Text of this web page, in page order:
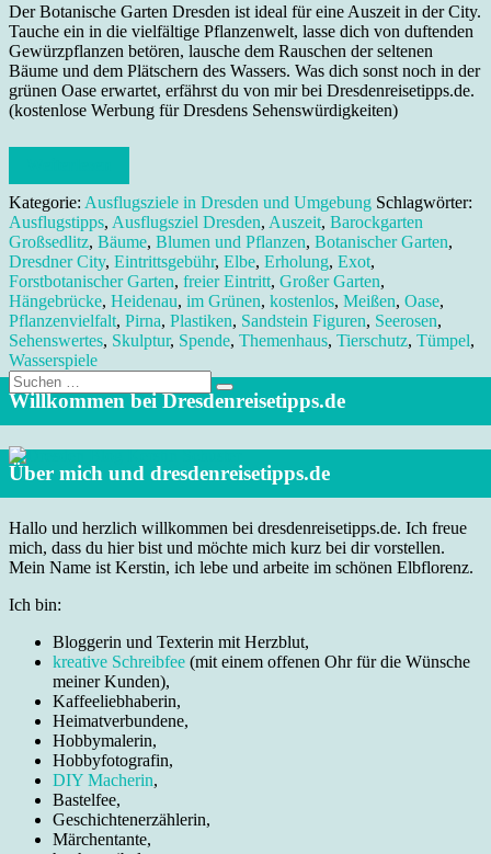
Der Botanische Garten Dresden ist ideal für eine Auszeit in der City.
Tauche ein in die vielfältige Pflanzenwelt, lasse dich von duftenden
Gewürzpflanzen betören, lausche dem Rauschen der seltenen
Bäume und dem Plätschern des Wassers. Was dich sonst noch in der
grünen Oase erwartet, erfährst du von mir bei Dresdenreisetipps.de.
(kostenlose Werbung für Dresdens Sehenswürdigkeiten)
Kategorie: Ausflugsziele in Dresden und Umgebung Schlagwörter:
Ausflugstipps, Ausflugsziel Dresden, Auszeit, Barockgarten
Großsedlitz, Bäume, Blumen und Pflanzen, Botanischer Garten,
Dresdner City, Eintrittsgebühr, Elbe, Erholung, Exot,
Forstbotanischer Garten, freier Eintritt, Großer Garten,
Hängebrücke, Heidenau, im Grünen, kostenlos, Meißen, Oase,
Pflanzenvielfalt, Pirna, Plastiken, Sandstein Figuren, Seerosen,
Sehenswertes, Skulptur, Spende, Themenhaus, Tierschutz, Tümpel,
Wasserspiele
Suche
nach:
Willkommen bei Dresdenreisetipps.de
Über mich und dresdenreisetipps.de
Hallo und herzlich willkommen bei dresdenreisetipps.de. Ich freue
mich, dass du hier bist und möchte mich kurz bei dir vorstellen.
Mein Name ist Kerstin, ich lebe und arbeite im schönen Elbflorenz.
Ich bin:
Bloggerin und Texterin mit Herzblut,
kreative Schreibfee (mit einem offenen Ohr für die Wünsche
meiner Kunden),
Kaffeeliebhaberin,
Heimatverbundene,
Hobbymalerin,
Hobbyfotografin,
DIY Macherin,
Bastelfee,
Geschichtenerzählerin,
Märchentante,